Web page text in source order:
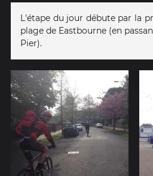
L'étape du jour débute par la
plage de Eastbourne (en
Pier).